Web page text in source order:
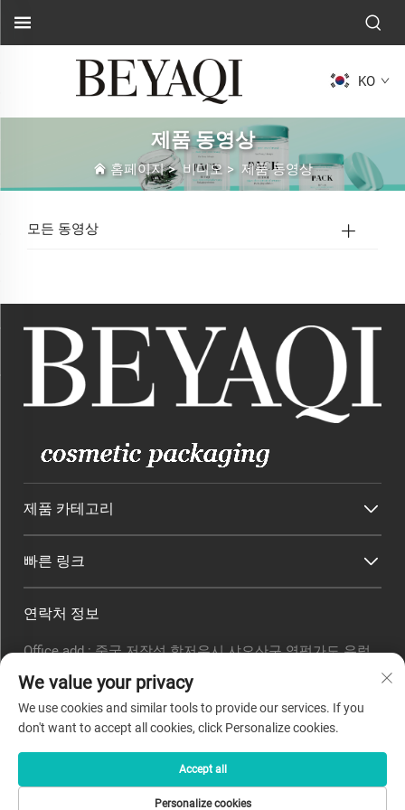
KO
제품 동영상
홈페이지>비디오 > 제품 동영상
모든 동영상
제품 카테고리
빠른 링크
연락처 정보
Office add : 중국 저장성 항저우시 샤오산구 영펑가도 유럽
아메리카 혁신시티 타워 3동 14층 1405호
[email protected]
전화번호 :
0571-82266375
저작권 © 2025 Beyaqi Cosmetics(hangzhou) Co., Ltd. -
We value your privacy
We use cookies and similar tools to provide our services. If you
don't want to accept all cookies, click Personalize cookies.
Personalize cookies
Accept all